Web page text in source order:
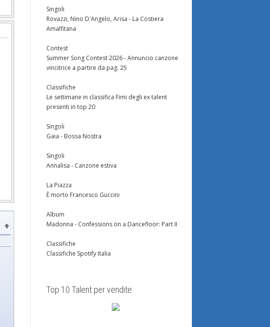
Singoli
Rovazzi, Nino D'Angelo, Arisa - La Costiera
Amalfitana
Contest
Summer Song Contest 2026 - Annuncio canzone
vincitrice a partire da pag. 25
Classifiche
Le settimane in classifica Fimi degli ex talent
presenti in top 20
Singoli
Gaia - Bossa Nostra
Singoli
Annalisa - Canzone estiva
La Piazza
È morto Francesco Guccini
Album
Madonna - Confessions on a Dancefloor: Part II
Classifiche
Classifiche Spotify Italia
Top 10 Talent per vendite